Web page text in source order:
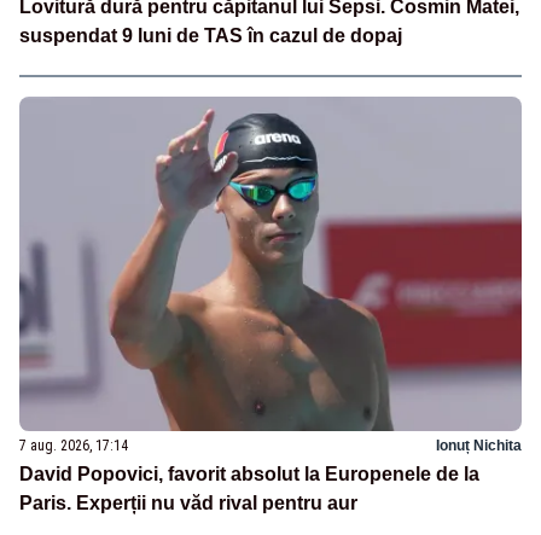
Lovitură dură pentru căpitanul lui Sepsi. Cosmin Matei,
suspendat 9 luni de TAS în cazul de dopaj
7 aug. 2026, 17:14 Ionuț Nichita
David Popovici, favorit absolut la Europenele de la
Paris. Experții nu văd rival pentru aur